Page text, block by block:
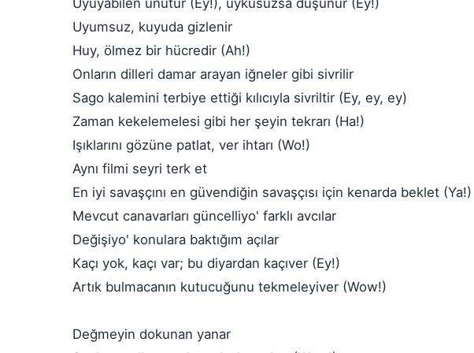
Uyuyabilen unutur (Ey!), uykusuzsa düşünür (Ey!)
Uyumsuz, kuyuda gizlenir
Huy, ölmez bir hücredir (Ah!)
Onların dilleri damar arayan iğneler gibi sivrilir
Sago kalemini terbiye ettiği kılıcıyla sivriltir (Ey, ey, ey)
Zaman kekelemelesi gibi her şeyin tekrarı (Ha!)
Işıklarını gözüne patlat, ver ihtarı (Wo!)
Aynı filmi seyri terk et
En iyi savaşçını en güvendiğin savaşçısı için kenarda beklet (Ya!)
Mevcut canavarları güncelliyo' farklı avcılar
Değişiyo' konulara baktığım açılar
Kaçı yok, kaçı var; bu diyardan kaçıver (Ey!)
Artık bulmacanın kutucuğunu tekmeleyiver (Wow!)
Değmeyin dokunan yanar